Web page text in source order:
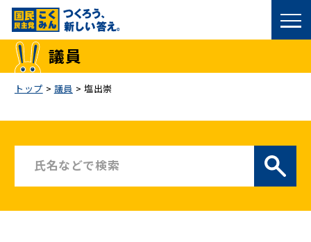
国民民主党トップ
議員
トップ > 議員 > 塩出崇